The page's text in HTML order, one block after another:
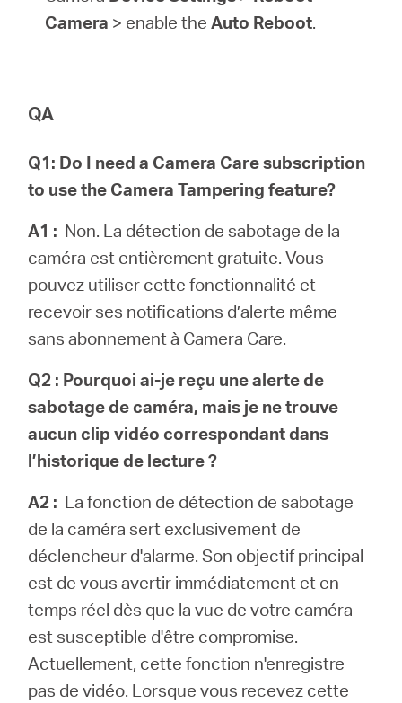
Camera > enable theAuto Reboot.
QA
Q1: Do I need a Camera Care subscription
to use the Camera Tampering feature?
A1 : Non. La détection de sabotage de la
caméra est entièrement gratuite. Vous
pouvez utiliser cette fonctionnalité et
recevoir ses notifications d’alerte même
sans abonnement à Camera Care.
Q2 : Pourquoi ai-je reçu une alerte de
sabotage de caméra, mais je ne trouve
aucun clip vidéo correspondant dans
l’historique de lecture ?
A2 : La fonction de détection de sabotage
de la caméra sert exclusivement de
déclencheur d'alarme. Son objectif principal
est de vous avertir immédiatement et en
temps réel dès que la vue de votre caméra
est susceptible d'être compromise.
Actuellement, cette fonction n'enregistre
pas de vidéo. Lorsque vous recevez cette